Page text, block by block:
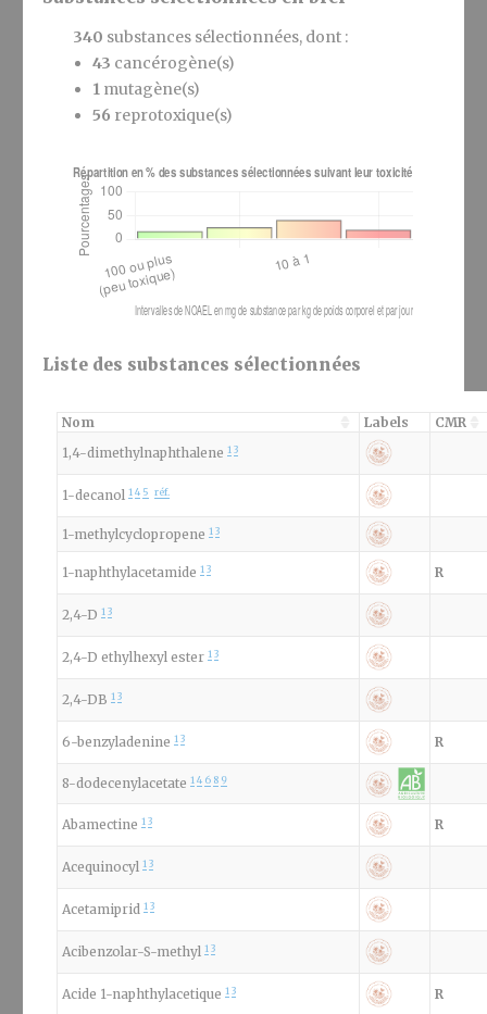
340 substances sélectionnées, dont :
43 cancérogène(s)
1mutagène(s)
56 reprotoxique(s)
Liste des substances sélectionnées
Nom Labels
CMR
1,4-dimethylnaphthalene 1 3
1-decanol 1 4 5 réf.
1-methylcyclopropene 1 3
1-naphthylacetamide 1 3 R
2,4-D 1 3
2,4-D ethylhexyl ester 1 3
2,4-DB 1 3
6-benzyladenine 1 3 R
8-dodecenylacetate 1 4 6 8 9
Abamectine 1 3 R
Acequinocyl 1 3
Acetamiprid 1 3
Acibenzolar-S-methyl 1 3
Acide 1-naphthylacetique 1 3 R